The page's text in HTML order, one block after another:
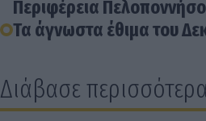
Περιφέρεια
Τα άγνωστα έθιμα του
Διάβασε περισσότερα